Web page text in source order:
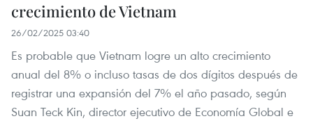
crecimiento de Vietnam
26/02/2025 03:40
Es probable que Vietnam logre un alto crecimiento
anual del 8% o incluso tasas de dos dígitos después de
registrar una expansión del 7% el año pasado, según
Suan Teck Kin, director ejecutivo de Economía Global e